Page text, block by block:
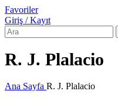
Favoriler
Giriş / Kayıt
R. J. Plalacio
Ana Sayfa R. J. Plalacio